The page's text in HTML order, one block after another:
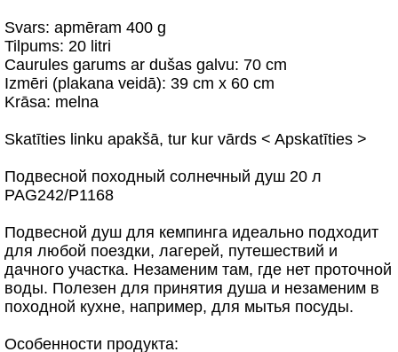
Svars: apmēram 400 g
Tilpums: 20 litri
Caurules garums ar dušas galvu: 70 cm
Izmēri (plakana veidā): 39 cm x 60 cm
Krāsa: melna
Skatīties linku apakšā, tur kur vārds < Apskatīties >
Подвесной походный солнечный душ 20 л
PAG242/P1168
Подвесной душ для кемпинга идеально подходит
для любой поездки, лагерей, путешествий и
дачного участка. Незаменим там, где нет проточной
воды. Полезен для принятия душа и незаменим в
походной кухне, например, для мытья посуды.
Особенности продукта: